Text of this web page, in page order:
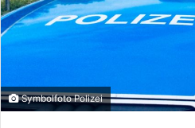
Symbolfoto Polizei